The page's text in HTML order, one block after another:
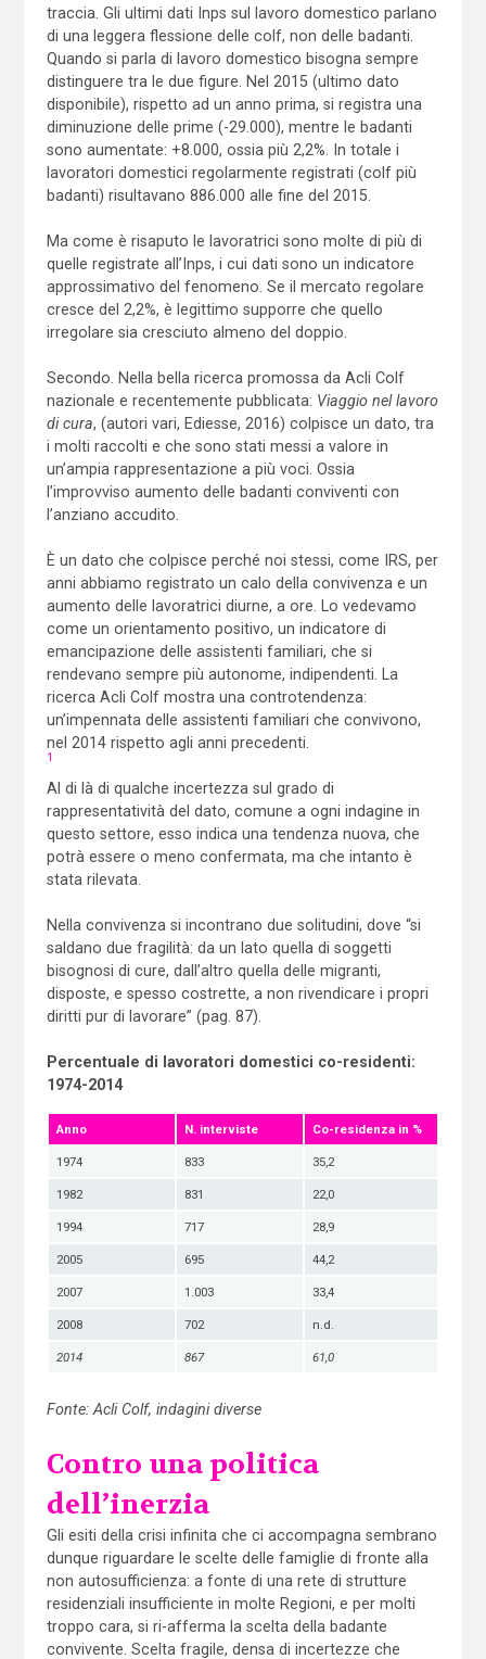
traccia. Gli ultimi dati Inps sul lavoro domestico parlano
di una leggera flessione delle colf, non delle badanti.
Quando si parla di lavoro domestico bisogna sempre
distinguere tra le due figure. Nel 2015 (ultimo dato
disponibile), rispetto ad un anno prima, si registra una
diminuzione delle prime (-29.000), mentre le badanti
sono aumentate: +8.000, ossia più 2,2%. In totale i
lavoratori domestici regolarmente registrati (colf più
badanti) risultavano 886.000 alle fine del 2015.
Ma come è risaputo le lavoratrici sono molte di più di
quelle registrate all’Inps, i cui dati sono un indicatore
approssimativo del fenomeno. Se il mercato regolare
cresce del 2,2%, è legittimo supporre che quello
irregolare sia cresciuto almeno del doppio.
Secondo. Nella bella ricerca promossa da Acli Colf
nazionale e recentemente pubblicata: Viaggio nel lavoro
di cura, (autori vari, Ediesse, 2016) colpisce un dato, tra
i molti raccolti e che sono stati messi a valore in
un’ampia rappresentazione a più voci. Ossia
l’improvviso aumento delle badanti conviventi con
l’anziano accudito.
È un dato che colpisce perché noi stessi, come IRS, per
anni abbiamo registrato un calo della convivenza e un
aumento delle lavoratrici diurne, a ore. Lo vedevamo
come un orientamento positivo, un indicatore di
emancipazione delle assistenti familiari, che si
rendevano sempre più autonome, indipendenti. La
ricerca Acli Colf mostra una controtendenza:
un’impennata delle assistenti familiari che convivono,
nel 2014 rispetto agli anni precedenti.
1
Al di là di qualche incertezza sul grado di
rappresentatività del dato, comune a ogni indagine in
questo settore, esso indica una tendenza nuova, che
potrà essere o meno confermata, ma che intanto è
stata rilevata.
Nella convivenza si incontrano due solitudini, dove “si
saldano due fragilità: da un lato quella di soggetti
bisognosi di cure, dall’altro quella delle migranti,
disposte, e spesso costrette, a non rivendicare i propri
diritti pur di lavorare” (pag. 87).
Percentuale di lavoratori domestici co-residenti:
1974-2014
Anno N. interviste Co-residenza in %
1974 833 35,2
1982 831 22,0
1994 717 28,9
2005 695 44,2
2007 1.003 33,4
2008 702 n.d.
2014 867 61,0
Fonte: Acli Colf, indagini diverse
Contro una politica
dell’inerzia
Gli esiti della crisi infinita che ci accompagna sembrano
dunque riguardare le scelte delle famiglie di fronte alla
non autosufficienza: a fonte di una rete di strutture
residenziali insufficiente in molte Regioni, e per molti
troppo cara, si ri-afferma la scelta della badante
convivente. Scelta fragile, densa di incertezze che